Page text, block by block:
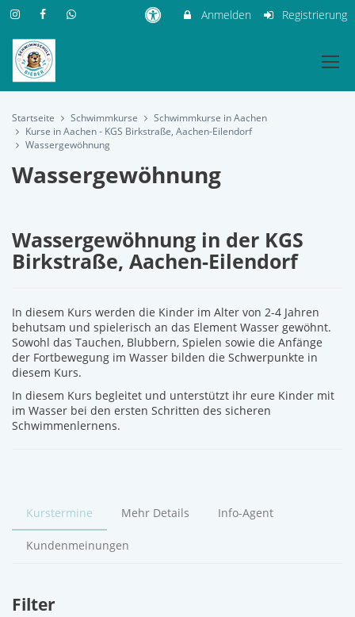
Anmelden Registrierung
Startseite Schwimmkurse
Schwimmkurse in Aachen
Kurse in Aachen - KGS Birkstraße, Aachen-Eilendorf
Wassergewöhnung
Wassergewöhnung
Wassergewöhnung in der KGS
Birkstraße, Aachen-Eilendorf
In diesem Kurs werden die Kinder im Alter von 2-4 Jahren
behutsam und spielerisch an das Element Wasser gewöhnt.
Sowohl das Tauchen, Blubbern, Spielen sowie die Anfänge
der Fortbewegung im Wasser bilden die Schwerpunkte in
diesem Kurs.
In diesem Kurs begleitet und unterstützt ihr eure Kinder mit
im Wasser bei den ersten Schritten des sicheren
Schwimmenlernens.
Kurstermine Mehr Details Info-Agent
Kundenmeinungen
Filter